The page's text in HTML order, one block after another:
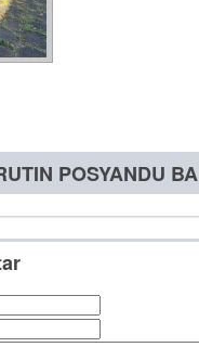
POSYANDU